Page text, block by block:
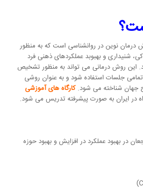
درمان نوین در روانشناسی است که به منظور
شنیداری و بهبوبد عملکردهای ذهنی فرد
این روش درمانی می تواند به منظور تشخیص
تمامی جلسات استفاده شود و به عنوان روشی
جهان شناخته می شود.کارگاه های آموزشی
در ایران به صورت پیشرفته تدریس می شود.
در بهبود عملکرد در افزایش و بهبود حوزه